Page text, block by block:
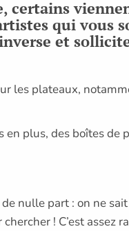
certains
qui vous
et
les plateaux,
plus, des boîtes de
nulle part : on ne
! C’est assez